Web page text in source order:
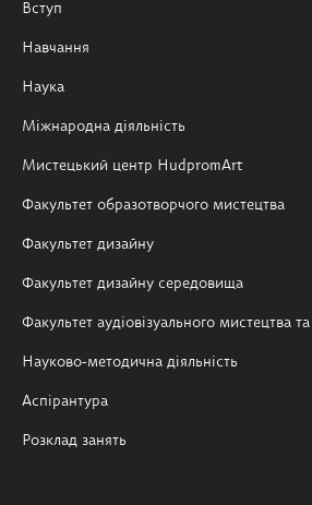
Вступ
Навчання
Наука
Міжнародна діяльність
Мистецький центр HudpromArt
Факультет образотворчого мистецтва
Факультет дизайну
Факультет дизайну середовища
Факультет аудіовізуального мистецтва
Науково-методична діяльність
Аспірантура
Розклад занять